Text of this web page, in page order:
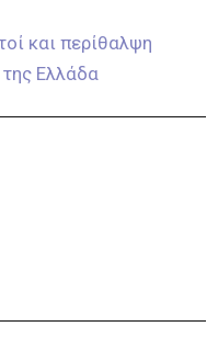
και περίθαλψη
Ελλάδα